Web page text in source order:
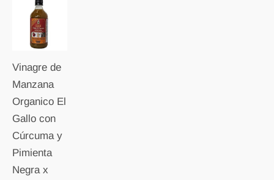
Vinagre de
Manzana
Organico El
Gallo con
Cúrcuma y
Pimienta
Negra x